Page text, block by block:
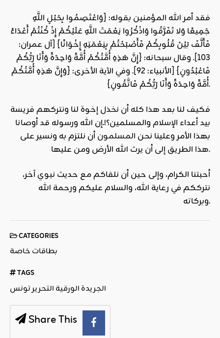
فقد أمر الله المؤمنين بقوله: {وَاعْتَصِمُوا بِحَبْلِ اللَّهِ
جَمِيعًا وَلا تَفَرَّقُوا وَاذْكُرُوا نِعْمَتَ اللَّهِ عَلَيْكُمْ إِذْ كُنْتُمْ أَعْدَاءً
فَأَلَّفَ بَيْنَ قُلُوبِكُمْ فَأَصْبَحْتُمْ بِنِعْمَتِهِ إِخْوَانًا} [آل عمران:
103]. وقال سبحانه: {إِنَّ هَذِهِ أُمَّتُكُمْ أُمَّةً وَاحِدَةً وَأَنَا رَبُّكُمْ
فَاعْبُدُونِ} [الأنبياء: 92]. وفي الآية الأخرى: {وَإِنَّ هَذِهِ أُمَّتُكُمْ
أُمَّةً وَاحِدَةً وَأَنَا رَبُّكُمْ فَاتَّقُونِ}.
فكيف لنا بعد هذا كله أن نخذل إخوة لنا ونتركهم فريسة
بيد أعداء الإسلام والمسلمين؟!.إن الله ورسوله قد أوصانا
بهذا الأمر وعلينا نحن المسلمونأن نلتزم به ونسير على
هذا الطريق إلى أن يرث الله الأرض ومن عليها.
أحبتنا الكرام، وإلى حين أن نلقاكم مع حديث نبوي آخر،
نترككم في رعاية الله، والسلام عليكم ورحمة الله
وبركاته.
CATEGORIES
بطاقات خاصة
TAGS
الجريدة الورقية التحرير تونس
Share This